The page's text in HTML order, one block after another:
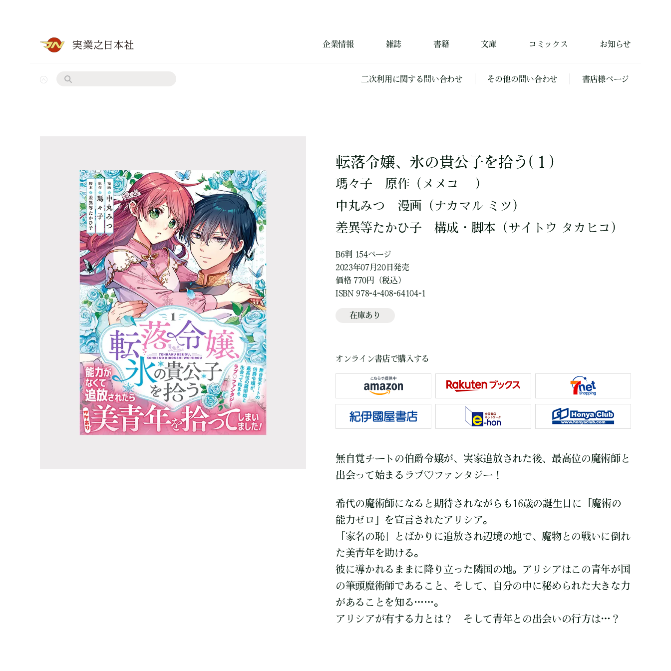
企業情報 雑誌 書籍 文庫 コミックス お知らせ
二次利用に関する問い合わせ その他の問い合わせ 書店様ページ
転落令嬢、氷の貴公子を拾う(１)
瑪々子 原作 （メメコ ）
中丸みつ
漫画 （ナカマル ミツ）
差異等たかひ子
構成・脚本 （サイトウ タカヒコ）
B6判 154ページ
2023年07月20日発売
価格 770円（税込）
ISBN 978-4-408-64104-1
在庫あり
オンライン書店で購入する
無自覚チートの伯爵令嬢が、実家追放された後、最高位の魔術師と
出会って始まるラブ♡ファンタジー！
希代の魔術師になると期待されながらも16歳の誕生日に「魔術の
能力ゼロ」を宣言されたアリシア。
「家名の恥」とばかりに追放され辺境の地で、魔物との戦いに倒れ
た美青年を助ける。
彼に導かれるままに降り立った隣国の地。アリシアはこの青年が国
の筆頭魔術師であること、そして、自分の中に秘められた大きな力
があることを知る……。
アリシアが有する力とは？ そして青年との出会いの行方は…？